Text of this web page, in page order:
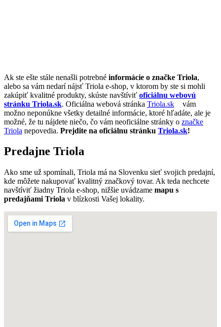
Ak ste ešte stále nenašli potrebné informácie o značke Triola,
alebo sa vám nedarí nájsť Triola e-shop, v ktorom by ste si mohli
zakúpiť kvalitné produkty, skúste navštíviť oficiálnu webovú
stránku Triola.sk. Oficiálna webová stránka Triola.sk
vám
možno neponúkne všetky detailné informácie, ktoré hľadáte, ale je
možné, že tu nájdete niečo, čo vám neoficiálne stránky o značke
Triola nepovedia. Prejdite na oficiálnu stránku Triola.sk!
Predajne Triola
Ako sme už spomínali, Triola má na Slovenku sieť svojich predajní,
kde môžete nakupovať kvalitný značkový tovar. Ak teda nechcete
navštíviť žiadny Triola e-shop, nižšie uvádzame mapu s
predajňami Triola v blízkosti Vašej lokality.